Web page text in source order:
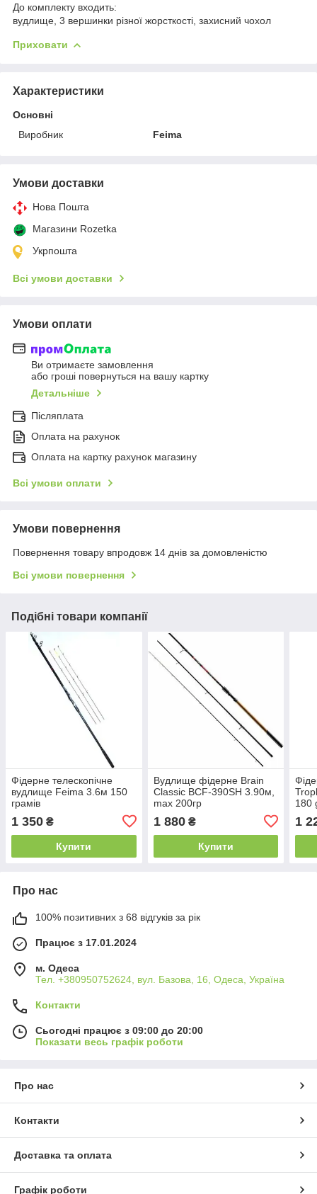
До комплекту входить:
вудлище, 3 вершинки різної жорсткості, захисний чохол
Приховати
Характеристики
Основні
Виробник
Feima
Умови доставки
Нова Пошта
Магазини Rozetka
Укрпошта
Всі умови доставки
Умови оплати
Ви отримаєте замовлення
або гроші повернуться на вашу картку
Детальніше
Післяплата
Оплата на рахунок
Оплата на картку рахунок магазину
Всі умови оплати
Умови повернення
Повернення товару впродовж 14 днів за домовленістю
Всі умови повернення
Подібні товари компанії
Фідерне телескопічне
вудлище Feima 3.6м 150
грамів
1 350 ₴
Купити
Вудлище фідерне Brain
Classic BCF-390SH 3.90м,
max 200гр
1 880₴
Купити
180
1
Про нас
100% позитивних з 68 відгуків за рік
Працює з 17.01.2024
м. Одеса
Тел. +380950752624, вул. Базова, 16, Одеса, Україна
Контакти
Сьогодні працює з 09:00 до 20:00
Показати весь графік роботи
Про нас
Контакти
Доставка та оплата
Графік роботи